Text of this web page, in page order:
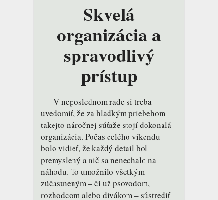
Skvelá
organizácia a
spravodlivý
prístup
V neposlednom rade si treba
uvedomiť, že za hladkým priebehom
takejto náročnej súťaže stojí dokonalá
organizácia. Počas celého víkendu
bolo vidieť, že každý detail bol
premyslený a nič sa nenechalo na
náhodu. To umožnilo všetkým
zúčastneným – či už psovodom,
rozhodcom alebo divákom – sústrediť